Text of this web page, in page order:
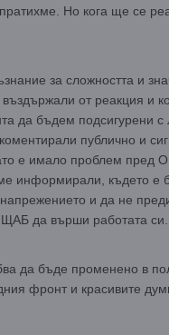
Но кога ще се
за сложността и
от реакция и
да бъдем подсигурени
публично и
е имало проблем пред
информирали, където е
и да не
да върши работата си.
да бъде променено в
фронт и красивите